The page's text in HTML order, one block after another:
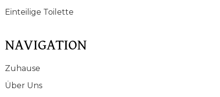
Einteilige Toilette
NAVIGATION
Zuhause
Über Uns